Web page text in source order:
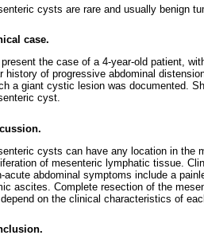
cysts are rare and usually benign
case.
the case of a 4-year-old patient,
history of progressive abdominal
a giant cystic lesion was documented.
cyst.
cysts can have any location in the
of mesenteric lymphatic tissue.
acute abdominal symptoms include a
ascites. Complete resection of the
on the clinical characteristics of